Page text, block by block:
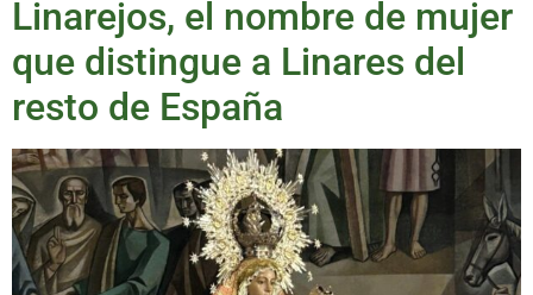
Linarejos, el nombre de mujer
que distingue a Linares del
resto de España